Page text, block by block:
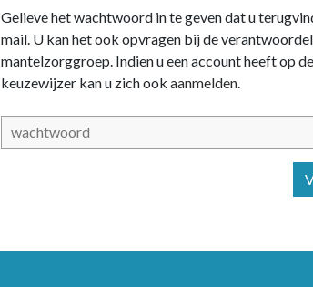
Gelieve het wachtwoord in te geven dat u
mail. U kan het ook opvragen bij de
mantelzorggroep. Indien u een account heeft op de
keuzewijzer kan u zich ook aanmelden.